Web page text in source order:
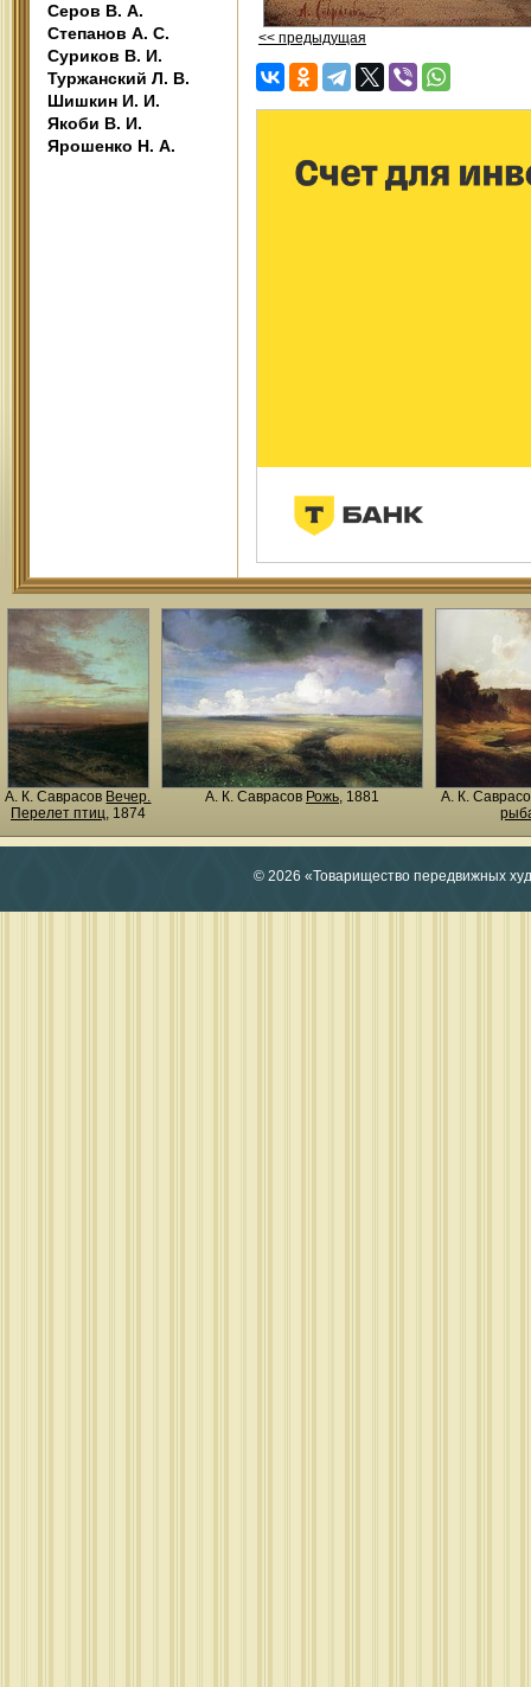
Серов В. А.
Степанов А. С.
Суриков В. И.
Туржанский Л. В.
Шишкин И. И.
Якоби В. И.
Ярошенко Н. А.
<< предыдущая
А. К. Саврасов Вечер.
Перелет птиц, 1874
А. К. Саврасов Рожь, 1881
А. К.
© 2026 «Товарищество передвижных